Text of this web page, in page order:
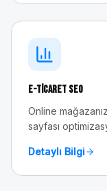
E-Ticaret SEO
Online
sayfası
Detaylı Bilgi